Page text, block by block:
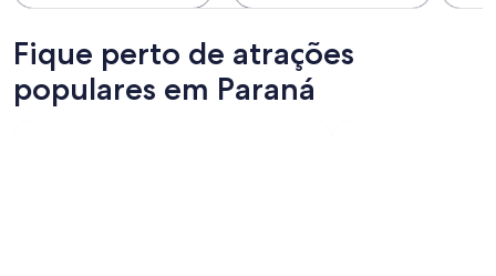
Fique perto de atrações
populares em Paraná